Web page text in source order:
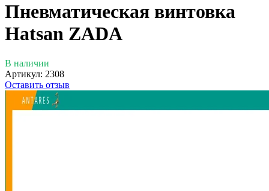
Пневматическая винтовка
Hatsan ZADA
В наличии
Артикул: 2308
Оставить отзыв